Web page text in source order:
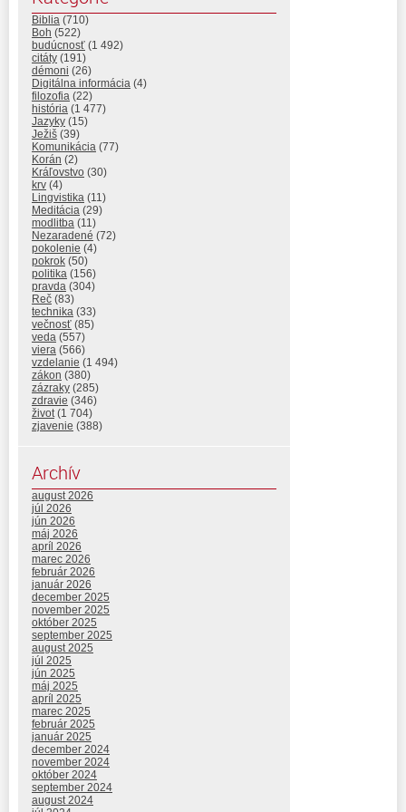
Biblia (710)
Boh (522)
budúcnosť (1 492)
citáty (191)
démoni (26)
Digitálna informácia (4)
filozofia (22)
história (1 477)
Jazyky (15)
Ježiš (39)
Komunikácia (77)
Korán (2)
Kráľovstvo (30)
krv (4)
Lingvistika (11)
Meditácia (29)
modlitba (11)
Nezaradené (72)
pokolenie (4)
pokrok (50)
politika (156)
pravda (304)
Reč (83)
technika (33)
večnosť (85)
veda (557)
viera (566)
vzdelanie (1 494)
zákon (380)
zázraky (285)
zdravie (346)
život(1 704)
zjavenie (388)
Archív
august 2026
júl 2026
jún 2026
máj 2026
apríl 2026
marec 2026
február 2026
január 2026
december 2025
november 2025
október 2025
september 2025
august 2025
júl 2025
jún 2025
máj 2025
apríl 2025
marec 2025
február 2025
január 2025
december 2024
november 2024
október 2024
september 2024
august 2024